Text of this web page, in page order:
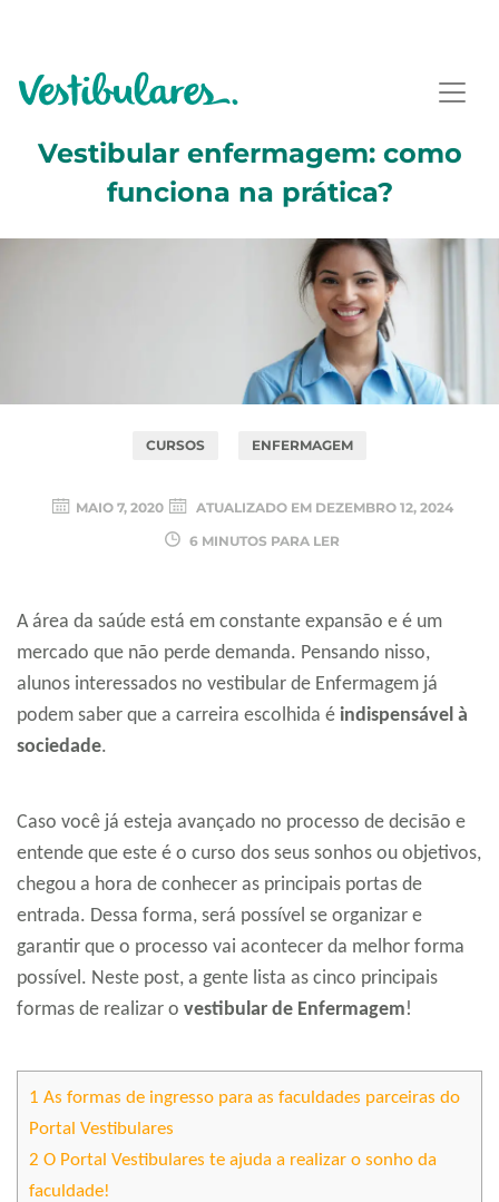
Vestibular enfermagem: como
funciona na prática?
CURSOS ENFERMAGEM
MAIO 7, 2020 ATUALIZADO EM DEZEMBRO 12, 2024
6 MINUTOS PARA LER
A área da saúde está em constante expansão e é um
mercado que não perde demanda. Pensando nisso,
alunos interessados no vestibular de Enfermagem já
podem saber que a carreira escolhida é indispensável à
sociedade.
Caso você já esteja avançado no processo de decisão e
entende que este é o curso dos seus sonhos ou objetivos,
chegou a hora de conhecer as principais portas de
entrada. Dessa forma, será possível se organizar e
garantir que o processo vai acontecer da melhor forma
possível. Neste post, a gente lista as cinco principais
formas de realizar o vestibular de Enfermagem!
1 As formas de ingresso para as faculdades parceiras do
Portal Vestibulares
2 O Portal Vestibulares te ajuda a realizar o sonho da
faculdade!